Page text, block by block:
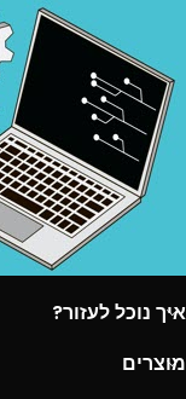
איך נוכל לעזור?
מוצרים